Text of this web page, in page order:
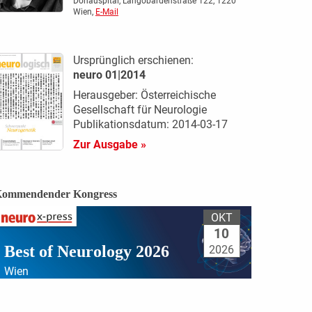
Wien, E-Mail
Ursprünglich erschienen:
neuro 01|2014
Herausgeber: Österreichische
Gesellschaft für Neurologie
Publikationsdatum: 2014-03-17
Zur Ausgabe »
Kongress
Best of Neurology 2026
Wien
OKT
10
2026